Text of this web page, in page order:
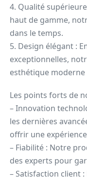
4. Qualité
haut de gamme,
dans le temps.
5. Design élégant :
exceptionnelles,
esthétique
Les points forts de
– Innovation
les dernières
offrir une
– Fiabilité : Notre
des experts pour
– Satisfaction client